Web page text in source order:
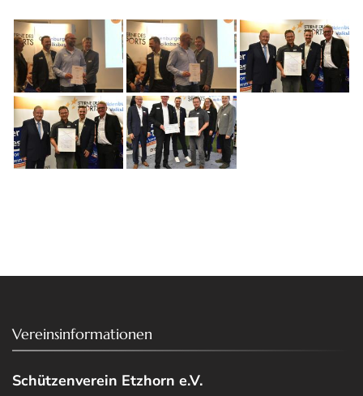
Vereinsinformationen
Schützenverein Etzhorn e.V.